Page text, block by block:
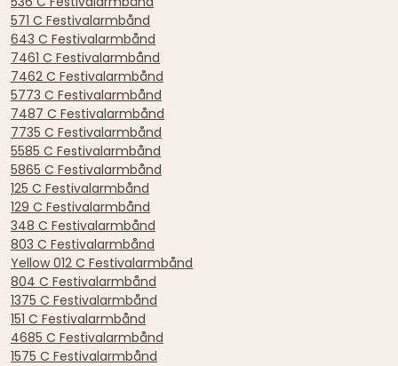
571 C Festivalarmbånd
643 C Festivalarmbånd
7461 C Festivalarmbånd
7462 C Festivalarmbånd
5773 C Festivalarmbånd
7487 C Festivalarmbånd
7735 C Festivalarmbånd
5585 C Festivalarmbånd
5865 C Festivalarmbånd
125 C Festivalarmbånd
129 C Festivalarmbånd
348 C Festivalarmbånd
803 C Festivalarmbånd
Yellow 012 C Festivalarmbånd
804 C Festivalarmbånd
1375 C Festivalarmbånd
151 C Festivalarmbånd
4685 C Festivalarmbånd
1575 C Festivalarmbånd